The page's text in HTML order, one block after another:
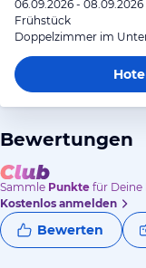
06.09.2026 - 08.09.2026
Frühstück
Doppelzimmer im
Bewertungen
Sammle Punkte für Deine
Kostenlos anmelden
Bewerten